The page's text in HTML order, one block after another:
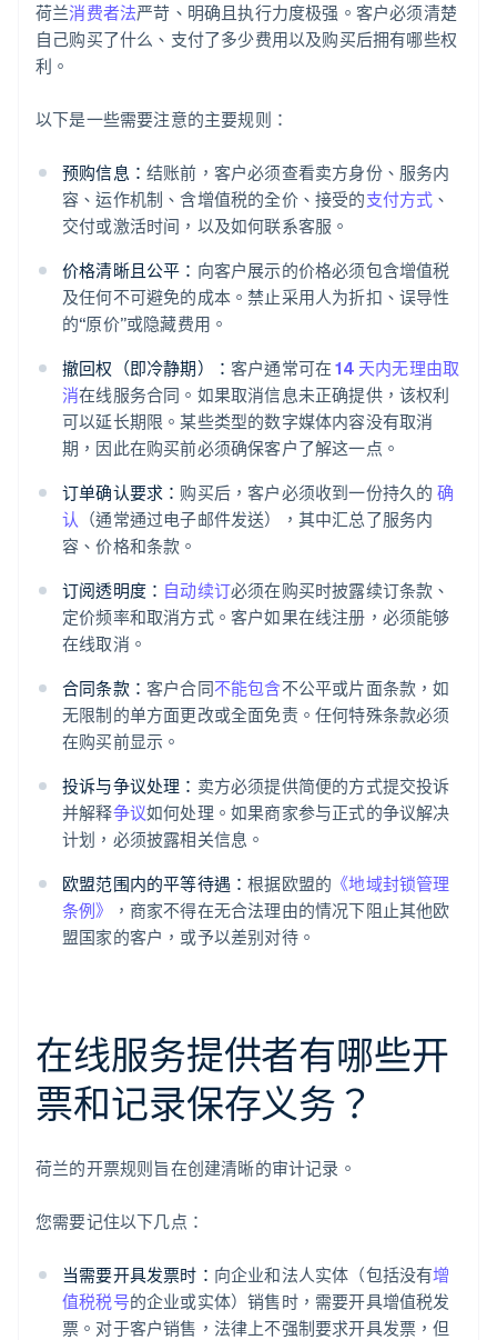
荷兰消费者法严苛、明确且执行力度极强。客户必须清楚
自己购买了什么、支付了多少费用以及购买后拥有哪些权
利。
以下是一些需要注意的主要规则：
预购信息： 结账前，客户必须查看卖方身份、服务内
容、运作机制、含增值税的全价、接受的支付方式 、
交付或激活时间，以及如何联系客服。
价格清晰且公平： 向客户展示的价格必须包含增值税
及任何不可避免的成本。禁止采用人为折扣、误导性
的“原价”或隐藏费用。
撤回权（即冷静期）： 客户通常可在14 天内无理由取
消在线服务合同。如果取消信息未正确提供，该权利
可以延长期限。某些类型的数字媒体内容没有取消
期，因此在购买前必须确保客户了解这一点。
订单确认要求： 购买后，客户必须收到一份持久的 确
认 （通常通过电子邮件发送），其中汇总了服务内
容、价格和条款。
订阅透明度： 自动续订必须在购买时披露续订条款、
定价频率和取消方式。客户如果在线注册，必须能够
在线取消。
合同条款： 客户合同不能包含不公平或片面条款，如
无限制的单方面更改或全面免责。任何特殊条款必须
在购买前显示。
投诉与争议处理： 卖方必须提供简便的方式提交投诉
并解释争议如何处理。如果商家参与正式的争议解决
计划，必须披露相关信息。
欧盟范围内的平等待遇：根据欧盟的 《地域封锁管理
条例》
，商家不得在无合法理由的情况下阻止其他欧
盟国家的客户，或予以差别对待。
在线服务提供者有哪些开
票和记录保存义务？
荷兰的开票规则旨在创建清晰的审计记录。
您需要记住以下几点：
当需要开具发票时： 向企业和法人实体（包括没有增
值税税号的企业或实体）销售时，需要开具增值税发
票。对于客户销售，法律上不强制要求开具发票，但